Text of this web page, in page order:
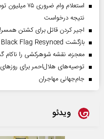
استعلام وام
نتیجه درخواست
اجیر کردن قاتل برای کشتن همسر!
بازگشت Black Flag Resynced خبری جذاب برای دوستداران بازی
معجزه، نقشه شوهرکشی را ناکام
توصیه‌های هلال‌احمر برای
جام‌جهانی مهاجران
ویدئو